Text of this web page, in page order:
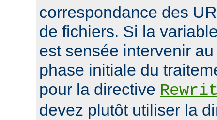
correspondance des
de fichiers. Si la
est sensée intervenir
phase initiale du
pour la directive
devez plutôt utiliser la